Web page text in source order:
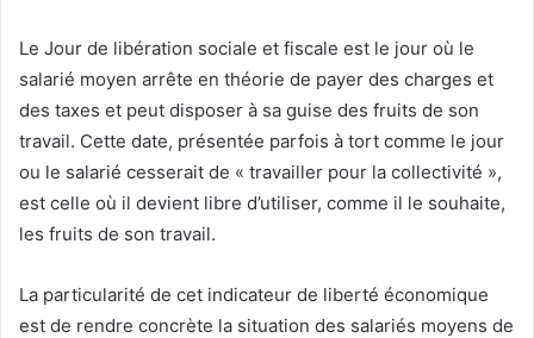
Le Jour de libération sociale et fiscale est le jour où le
salarié moyen arrête en théorie de payer des charges et
des taxes et peut disposer à sa guise des fruits de son
travail. Cette date, présentée parfois à tort comme le jour
ou le salarié cesserait de « travailler pour la collectivité »,
est celle où il devient libre d’utiliser, comme il le souhaite,
les fruits de son travail.
La particularité de cet indicateur de liberté économique
est de rendre concrète la situation des salariés moyens de